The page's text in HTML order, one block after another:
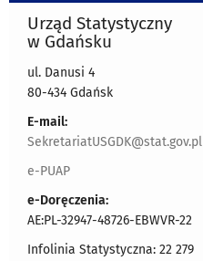
Urząd Statystyczny
w Gdańsku
ul. Danusi 4
80-434 Gdańsk
E-mail:
SekretariatUSGDK@stat.gov.pl
e-PUAP
e-Doręczenia:
AE:PL-32947-48726-EBWVR-22
Infolinia Statystyczna: 22 279